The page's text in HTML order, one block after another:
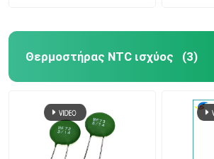
Θερμοστήρας NTC ισχύος (3)